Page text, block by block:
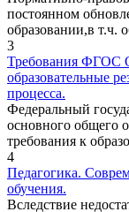
постоянном
образовании,в т.ч.
3
Требования ФГОС
образовательные
процесса.
Федеральный
основного общего
требования к
4
Педагогика.
обучения.
Вследствие